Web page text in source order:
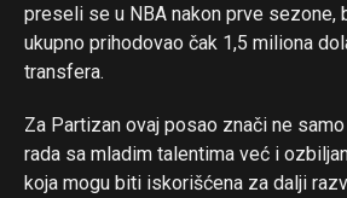
preseli se u NBA nakon prve sezone,
ukupno prihodovao čak 1,5 miliona
transfera.
Za Partizan ovaj posao znači ne
rada sa mladim talentima već i
koja mogu biti iskorišćena za dalji